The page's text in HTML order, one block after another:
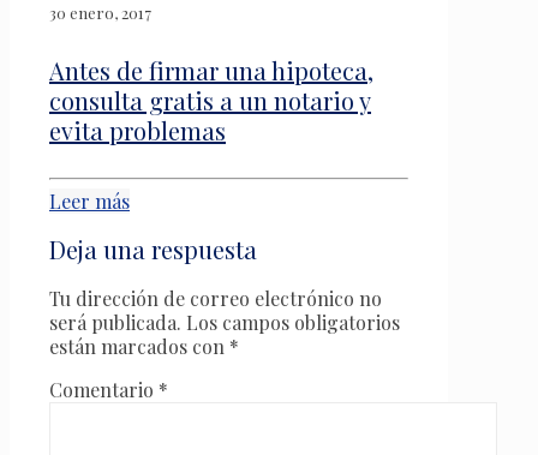
30 enero, 2017
Antes de firmar una hipoteca,
consulta gratis a un notario y
evita problemas
Leer más
Deja una respuesta
Tu dirección de correo electrónico no
será publicada. Los campos obligatorios
están marcados con *
Comentario *